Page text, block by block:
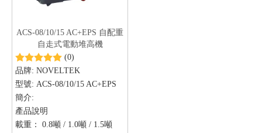
ACS-08/10/15 AC+EPS 自配重
自走式電動堆高機
AC+EPS（0.8噸 / 1.0噸 / 1.5
噸）
(0)
品牌: NOVELTEK
型號: ACS-08/10/15 AC+EPS
簡介:
產品說明
載重： 0.8噸 / 1.0噸 / 1.5噸